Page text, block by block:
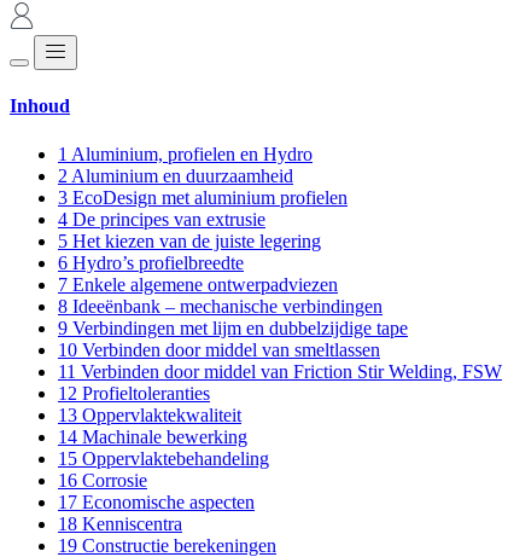
Inhoud
1 Aluminium, profielen en Hydro
2 Aluminium en duurzaamheid
3 EcoDesign met aluminium profielen
4 De principes van extrusie
5 Het kiezen van de juiste legering
6 Hydro’s profielbreedte
7 Enkele algemene ontwerpadviezen
8 Ideeënbank – mechanische verbindingen
9 Verbindingen met lijm en dubbelzijdige tape
10 Verbinden door middel van smeltlassen
11 Verbinden door middel van Friction Stir Welding, FSW
12 Profieltoleranties
13 Oppervlaktekwaliteit
14 Machinale bewerking
15 Oppervlaktebehandeling
16 Corrosie
17 Economische aspecten
18 Kenniscentra
19 Constructie berekeningen